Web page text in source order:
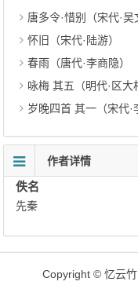
唐多令·惜别（宋代·吴
怀旧（宋代·陆游）
春雨（唐代·李商隐）
咏梅 其五（明代·区大
岁晚四首 其一（宋代·
作者详情
佚名
先秦
Copyright © 忆云竹